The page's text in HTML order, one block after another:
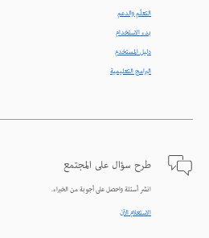
التعلّم والدعم
بدء الاستخدام
دليل المستخدم
البرامج التعليمية
طرح سؤال على المجتمع
انشر أسئلة واحصل على أجوبة من الخبراء.
الاستعلام الآن